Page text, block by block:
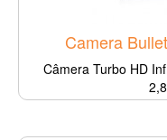
Camera
Câmera Turbo HD